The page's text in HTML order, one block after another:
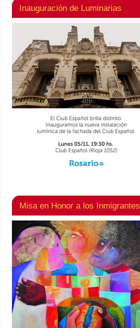
Inauguración de Luminarias
Misa en Honor a los Inmigrantes